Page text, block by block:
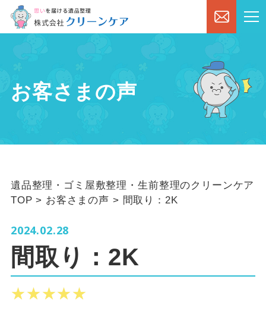
お客さまの声
遺品整理・ゴミ屋敷整理・生前整理のクリーンケア
TOP > お客さまの声 > 間取り：2K
2024.02.28
間取り：2K
★★★★★
★★★★★